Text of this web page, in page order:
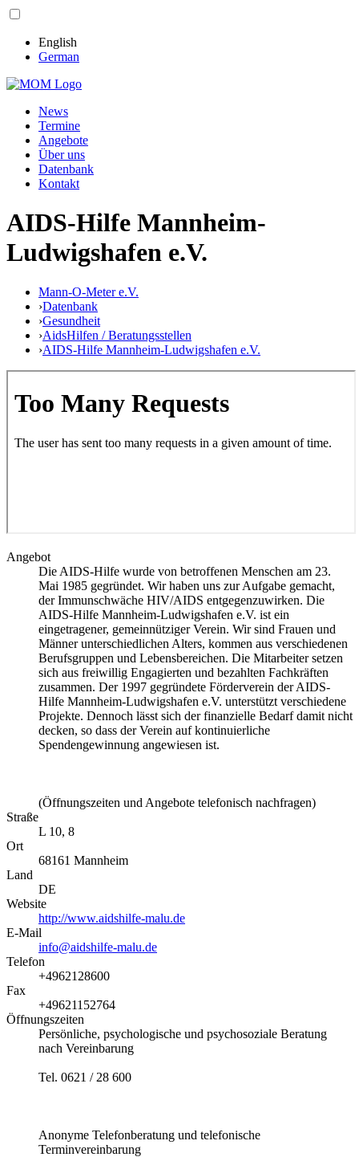
English
German
News
Termine
Angebote
Über uns
Datenbank
Kontakt
AIDS-Hilfe Mannheim-
Ludwigshafen e.V.
Mann-O-Meter e.V.
›Datenbank
›Gesundheit
›AidsHilfen / Beratungsstellen
›AIDS-Hilfe Mannheim-Ludwigshafen e.V.
Angebot
Die AIDS-Hilfe wurde von betroffenen Menschen am 23.
Mai 1985 gegründet. Wir haben uns zur Aufgabe gemacht,
der Immunschwäche HIV/AIDS entgegenzuwirken. Die
AIDS-Hilfe Mannheim-Ludwigshafen e.V. ist ein
eingetragener, gemeinnütziger Verein. Wir sind Frauen und
Männer unterschiedlichen Alters, kommen aus verschiedenen
Berufsgruppen und Lebensbereichen. Die Mitarbeiter setzen
sich aus freiwillig Engagierten und bezahlten Fachkräften
zusammen. Der 1997 gegründete Förderverein der AIDS-
Hilfe Mannheim-Ludwigshafen e.V. unterstützt verschiedene
Projekte. Dennoch lässt sich der finanzielle Bedarf damit nicht
decken, so dass der Verein auf kontinuierliche
Spendengewinnung angewiesen ist.
(Öffnungszeiten und Angebote telefonisch nachfragen)
Straße
L 10, 8
Ort
68161 Mannheim
Land
DE
Website
http://www.aidshilfe-malu.de
E-Mail
info@aidshilfe-malu.de
Telefon
+4962128600
Fax
+49621152764
Öffnungszeiten
Persönliche, psychologische und psychosoziale Beratung
nach Vereinbarung
Tel. 0621 / 28 600
Anonyme Telefonberatung und telefonische
Terminvereinbarung